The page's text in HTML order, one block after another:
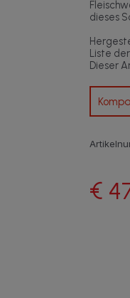
dieses
Liste
Dieser
€